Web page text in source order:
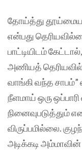
தோய்த்து
என்பது
பாட்டியிடம்
அணியத்
வாங்கி வந்த
நீளமாய் ஒரு
நினைவுபடுத்தும்
விருப்பமில்லை.
அடிக்கடி